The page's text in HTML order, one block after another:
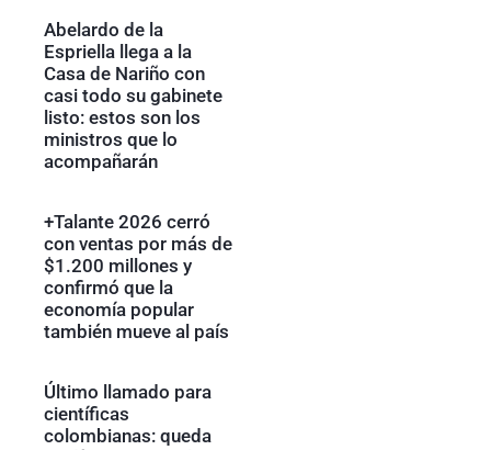
Abelardo de la
Espriella llega a la
Casa de Nariño con
casi todo su gabinete
listo: estos son los
ministros que lo
acompañarán
+Talante 2026 cerró
con ventas por más de
$1.200 millones y
confirmó que la
economía popular
también mueve al país
Último llamado para
científicas
colombianas: queda